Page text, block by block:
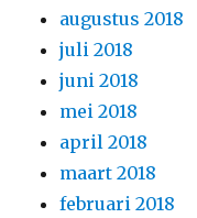
augustus 2018
juli 2018
juni 2018
mei 2018
april 2018
maart 2018
februari 2018